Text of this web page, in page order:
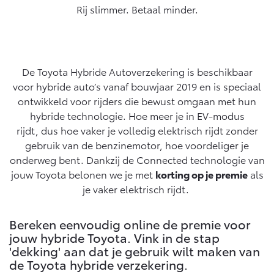
Vanaf € 31.895,- Vanaf € 32.995,-
Corolla Hatchback
HYBRIDE
Vanaf € 33.495,-
Corolla Touring Sports
HYBRIDE
Vanaf € 35.495,-
Airco check
Vakantiecheck
Hybride Zekerheid Controle
Toyota handleidingen
Toyota Service Informatie (SIL)
Schade & Garantie
Toyota Pechhulp
Schade & Glasherstel
10 jaar Toyota garantie
Wat is Private Lease?
Bereken je maandbedrag
Private Lease voor ZZP
Financieren
Toyota Betaalplan
Oplaadservice
Thuislaadpakketten
Laadpas
Zakelijk
Toyota voor de zaak
Leaserijder
ZZP
Wagenparkbeheer
Financial Lease
Operational Lease
Werkplaatsafspraak maken
Contact en Route
Schade melden
Plan een proefrit
Vraag een brochure aan
Bekijk de verwachte modellen
Rij slimmer. Betaal minder.
De Toyota Hybride Autoverzekering is beschikbaar
voor hybride auto’s vanaf bouwjaar 2019 en is speciaal
ontwikkeld voor rijders die bewust omgaan met hun
hybride technologie. Hoe meer je in EV-modus
rijdt, dus hoe vaker je volledig elektrisch rijdt zonder
gebruik van de benzinemotor, hoe voordeliger je
onderweg bent. Dankzij de Connected technologie van
jouw Toyota belonen we je met korting op je premieals
je vaker elektrisch rijdt.
Bereken eenvoudig online de premie voor
jouw hybride Toyota. Vink in de stap
'dekking' aan dat je gebruik wilt maken van
de Toyota hybride verzekering.